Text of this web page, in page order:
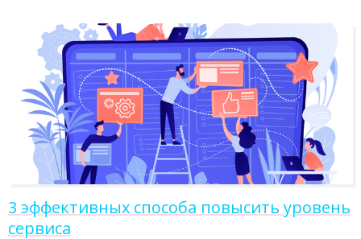
3 эффективных способа повысить уровень
сервиса